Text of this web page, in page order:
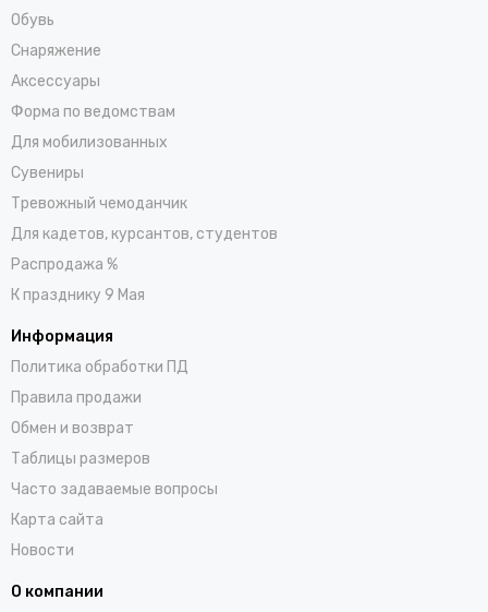
Обувь
Снаряжение
Аксессуары
Форма по ведомствам
Для мобилизованных
Сувениры
Тревожный чемоданчик
Для кадетов, курсантов, студентов
Распродажа %
К празднику 9 Мая
Информация
Политика обработки ПД
Правила продажи
Обмен и возврат
Таблицы размеров
Часто задаваемые вопросы
Карта сайта
Новости
О компании